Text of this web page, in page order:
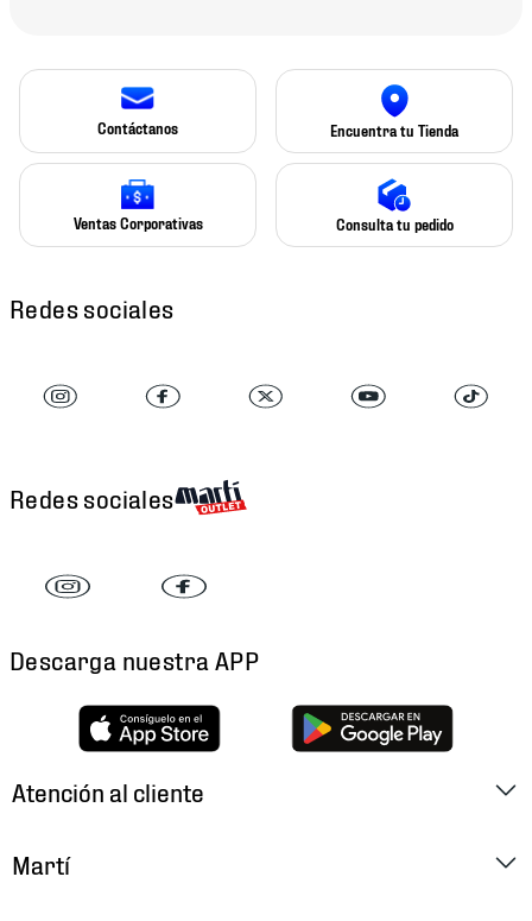
Contáctanos Encuentra tu Tienda
Ventas Corporativas Consulta tu pedido
Redes sociales
Redes sociales
Descarga nuestra APP
Atención al cliente
Martí